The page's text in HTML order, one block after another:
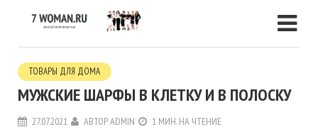
ТОВАРЫ ДЛЯ ДОМА
МУЖСКИЕ ШАРФЫ В КЛЕТКУ И В ПОЛОСКУ
27.07.2021 АВТОРADMIN 1 МИН. НА ЧТЕНИЕ